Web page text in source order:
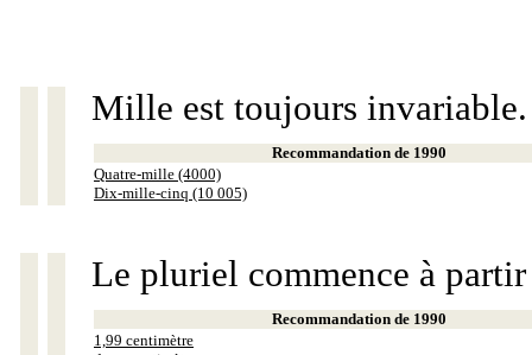
Mille est toujours invariable.
Recommandation de 1990
Quatre-mille (4000)
Dix-mille-cinq (10 005)
Le pluriel commence à
Recommandation de 1990
1,99 centimètre